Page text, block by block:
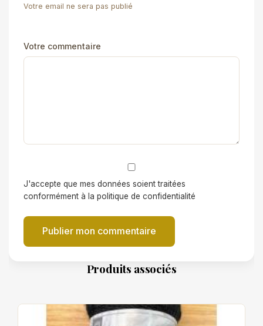
Votre email ne sera pas publié
Votre commentaire
J'accepte que mes données soient traitées
conformément à la politique de confidentialité
Publier mon commentaire
Produits associés